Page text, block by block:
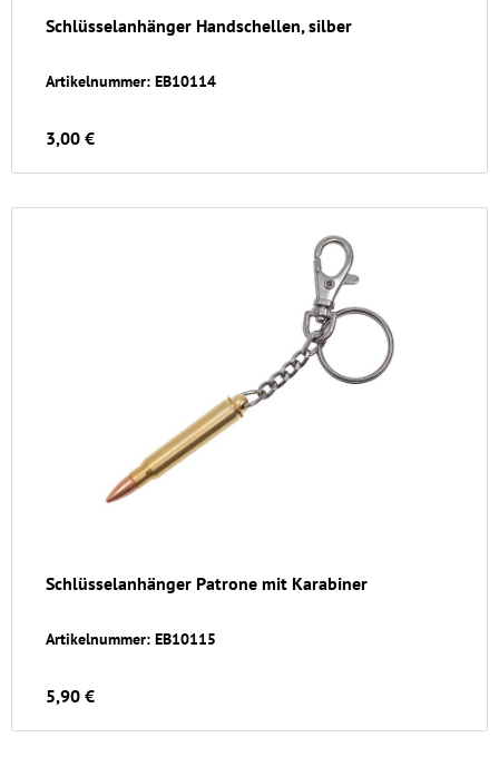
Schlüsselanhänger Handschellen, silber
Artikelnummer: EB10114
3,00 €
Schlüsselanhänger Patrone mit Karabiner
Artikelnummer: EB10115
5,90 €